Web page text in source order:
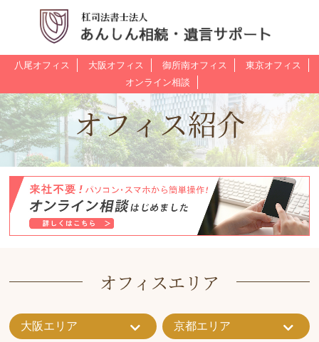
八尾オフィス 大阪オフィス 御所南オフィス
東京オフィス
オンライン相談
オフィス紹介
オフィスエリア
大阪エリア 京都エリア